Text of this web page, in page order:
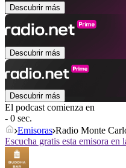
Descubrir más
Descubrir más
Descubrir más
El podcast comienza en
- 0 sec.
Emisoras Radio Monte
Escucha gratis esta emisora en